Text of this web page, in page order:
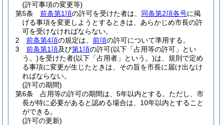
(許可事項の変更等)
第5条
前条第1項の許可を受けた者は、 同条第2項各号に掲
げる事項を変更しようとするときは、あらかじめ市長の許
可を受けなければならない。
2
前条第4項の規定は、 前項の許可について準用する。
3
前条第1項及び第1項の許可(以下「占用等の許可」とい
う。)を受けた者(以下「占用者」という。)は、規則で定め
る事項に変更が生じたときは、その旨を市長に届け出なけ
ればならない。
(許可の期間)
第6条
占用等の許可の期間は、5年以内とする。 ただし、市
長が特に必要があると認める場合は、10年以内とすること
ができる。
(許可の更新)